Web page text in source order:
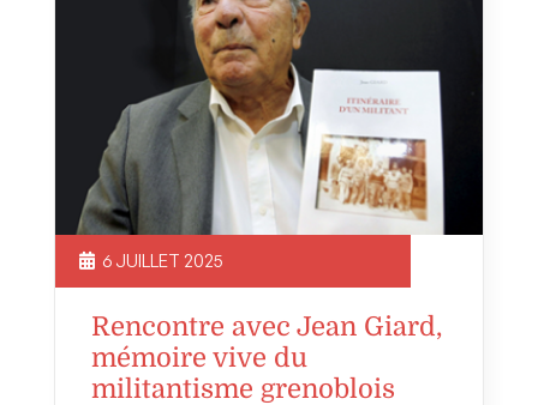
Rencontre avec Jean Giard,
mémoire vive du
militantisme grenoblois
6 JUILLET 2025